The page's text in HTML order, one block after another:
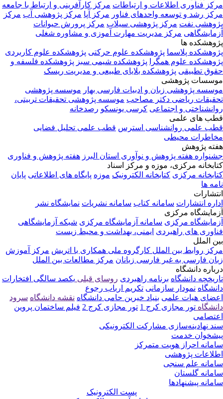
مرکز فناوری اطلاعات و ارتباطات مرکز کارآفرینی و ارتباط با جامعه
مرکز رشد و توسعه واحدهای فناور مرکز آپا مرکز پژوهشی آب مرکز
پژوهشی نفت مرکز پژوهشی سیلاب مرکز پرورش حیوانات
آزمایشگاهی مرکز مدیریت مهارت آموزی و مشاوره شغلی
پژوهشکده ها
پژوهشکده پلاسما پژوهشکده علوم حرکتی پژوهشکده علوم کاربردی
پژوهشکده علوم همگرا
پژوهشکده شیمی سبز پژوهشکده فلسفه و
حقوق تطبیقی پژوهشکده بلایای طبیعی و مدیریت ریسک
موسسات پژوهشی
موسسه پژوهشی زبان و ادبیات فارسی بهار موسسه پژوهشی
تحقیقات ریاضی دکتر مصاحب موسسه پژوهشی تحقیقات تربیتی،
روانشناختی و اجتماعی کرسی یونسکو رصدخانه
قطب های علمی
قطب علمی روانشناسی استرس قطب علمی تحلیل فضایی
مخاطرات محیطی
هفته پژوهش
جشنواره هفته پژوهش و نوآوری استان البرز هفته پژوهش و فناوری
کتابخانه مرکزی، موزه و مرکز اسناد
کتابخانه مرکزی کتابخانه الکترونیک موزه پایگاه های اطلاعاتی پایان
نامه ها
انتشارات
اداره انتشارات سامانه کتاب سامانه نشریات نمایشگاه نشر
آزمایشگاه مرکزی
آزمایشگاه مرکزی سامانه آزمایشگاه مرکزی شبکه آزمایشگاهی
فناوری های راهبردی ایمنی، بهداشت و محیط زیست
بین الملل
مرکز روابط بین الملل کارگروه ملی همکاری با اتریش مرکز آموزش
زبان فارسی به غیر فارسی زبانان مرکز مطالعات بین الملل
درباره دانشگاه
تاریخچه دانشگاه برنامه راهبردی روسای قبلی یکصد سالگی افتخارات
دانشگاه نمودار سازمانی تکریم ارباب رجوع
اعضای هیات علمی بنیاد خیرین حامی دانشگاه نقشه دانشگاه سرود
دانشگاه تور مجازی کرج 1 تور مجازی کرج 2
فیلم ساختمان پروین
اعتصامی
سند نهادینه‌سازی مشارکت الکترونیکی
پیشخوان خدمت
سامانه احراز هویت متمرکز
اطلاعات پژوهشی
سامانه علم سنجی
سامانه گلستان
سامانه پیشنهادها
پست الکترونیک